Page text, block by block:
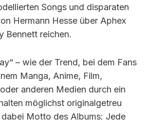
Songs und disparaten
Hermann Hesse über Aphex
Bennett reichen.
– wie der Trend, bei dem Fans
Manga, Anime, Film,
anderen Medien durch ein
möglichst originalgetreu
dabei Motto des Albums: Jede